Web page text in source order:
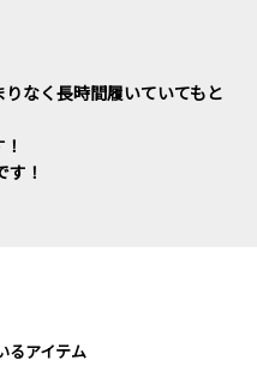
なく長時間履いていてもと
！
るアイテム